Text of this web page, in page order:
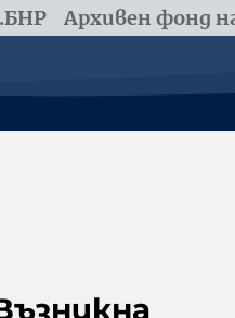
Архивен фонд